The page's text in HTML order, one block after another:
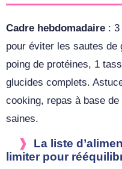
Cadre hebdomadaire :
pour éviter les sautes
poing de protéines, 1
glucides complets.
cooking, repas à base
saines.
La liste
limiter pour